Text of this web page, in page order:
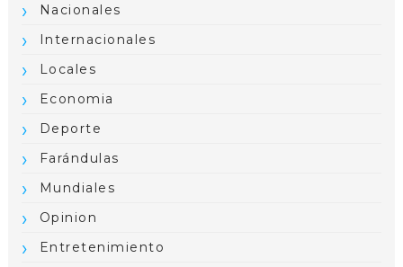
Nacionales
Internacionales
Locales
Economia
Deporte
Farándulas
Mundiales
Opinion
Entretenimiento